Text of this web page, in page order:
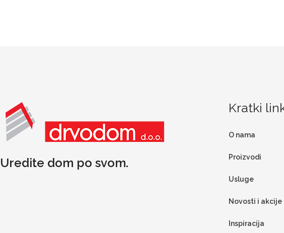
Uredite dom po svom.
Kratki
O nama
Proizvodi
Usluge
Novosti i akcije
Inspiracija